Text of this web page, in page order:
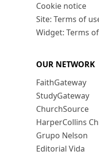
Cookie notice
Site: Terms of
Widget: Terms
OUR NETWORK
FaithGateway
StudyGateway
ChurchSource
HarperCollins
Grupo Nelson
Editorial Vida